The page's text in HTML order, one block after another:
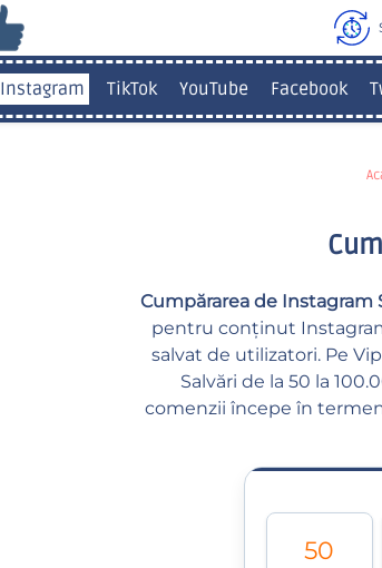
Instagram TikTok YouTube Facebook
Cumpărarea de Instagram
pentru conținut
salvat de utilizatori. Pe
Salvări de la 50 la
comenzii începe în
50